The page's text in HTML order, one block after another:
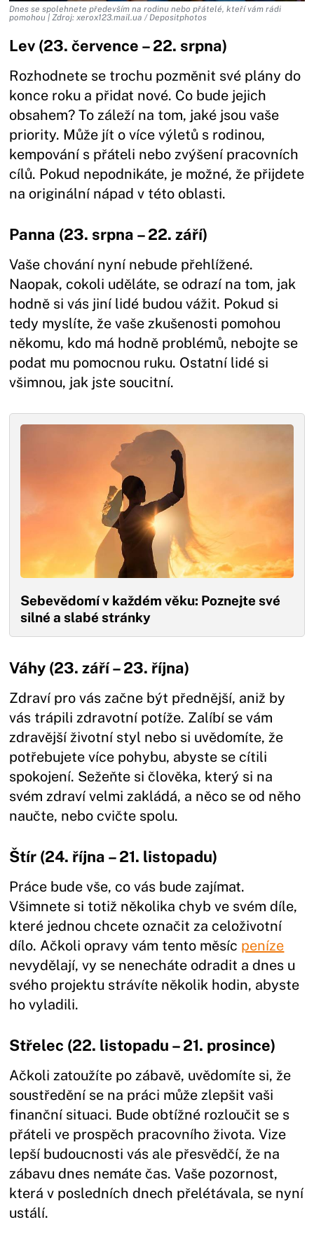
Dnes se spolehnete především na rodinu nebo přátelé, kteří vám rádi
pomohou | Zdroj: xerox123.mail.ua / Depositphotos
Lev (23. července – 22. srpna)
Rozhodnete se trochu pozměnit své plány do
konce roku a přidat nové. Co bude jejich
obsahem? To záleží na tom, jaké jsou vaše
priority. Může jít o více výletů s rodinou,
kempování s přáteli nebo zvýšení pracovních
cílů. Pokud nepodnikáte, je možné, že přijdete
na originální nápad v této oblasti.
Panna (23. srpna – 22. září)
Vaše chování nyní nebude přehlížené.
Naopak, cokoli uděláte, se odrazí na tom, jak
hodně si vás jiní lidé budou vážit. Pokud si
tedy myslíte, že vaše zkušenosti pomohou
někomu, kdo má hodně problémů, nebojte se
podat mu pomocnou ruku. Ostatní lidé si
všimnou, jak jste soucitní.
Sebevědomí v každém věku: Poznejte své
silné a slabé stránky
Váhy (23. září – 23. října)
Zdraví pro vás začne být přednější, aniž by
vás trápili zdravotní potíže. Zalíbí se vám
zdravější životní styl nebo si uvědomíte, že
potřebujete více pohybu, abyste se cítili
spokojení. Sežeňte si člověka, který si na
svém zdraví velmi zakládá, a něco se od něho
naučte, nebo cvičte spolu.
Štír (24. října – 21. listopadu)
Práce bude vše, co vás bude zajímat.
Všimnete si totiž několika chyb ve svém díle,
které jednou chcete označit za celoživotní
dílo. Ačkoli opravy vám tento měsíc peníze
nevydělají, vy se nenecháte odradit a dnes u
svého projektu strávíte několik hodin, abyste
ho vyladili.
Střelec (22. listopadu – 21. prosince)
Ačkoli zatoužíte po zábavě, uvědomíte si, že
soustředění se na práci může zlepšit vaši
finanční situaci. Bude obtížné rozloučit se s
přáteli ve prospěch pracovního života. Vize
lepší budoucnosti vás ale přesvědčí, že na
zábavu dnes nemáte čas. Vaše pozornost,
která v posledních dnech přelétávala, se nyní
ustálí.